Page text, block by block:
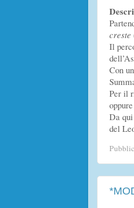
creste
Il
Con
Per il
Da
del